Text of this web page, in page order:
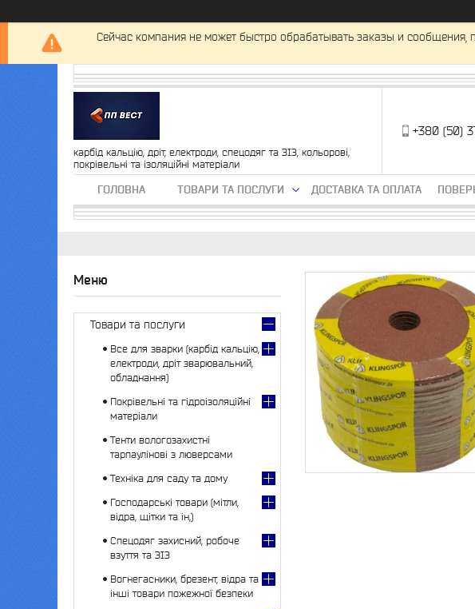
Сейчас компания не может быстро обрабатывать заказы и
карбід кальцію, дріт, електроди, спецодяг та ЗІЗ, кольорові,
покрівельні та ізоляційні матеріали
+380 (50)
ГОЛОВНА ТОВАРИ ТА ПОСЛУГИ ДОСТАВКА ТА ОПЛАТА
Товари та послуги
Все для зварки (карбід кальцію,
електроди, дріт зварювальний,
обладнання)
Покрівельні та гідроізоляційні
матеріали
Тенти вологозахистні
тарпаулінові з люверсами
Техніка для саду та дому
Господарські товари (мітли,
відра, щітки та ін,)
Спецодяг захисний, робоче
взуття та ЗІЗ
Вогнегасники, брезент, відра та
інші товари пожежної безпеки